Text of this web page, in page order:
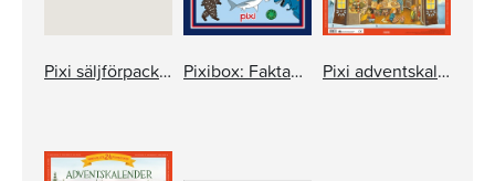
Pixi säljförpackning serie 172 Pixibox: Faktapixi Pixi adventskalender – Lisa Moroni